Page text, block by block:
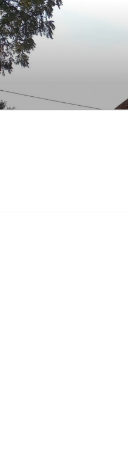
Przeskocz
do
treści